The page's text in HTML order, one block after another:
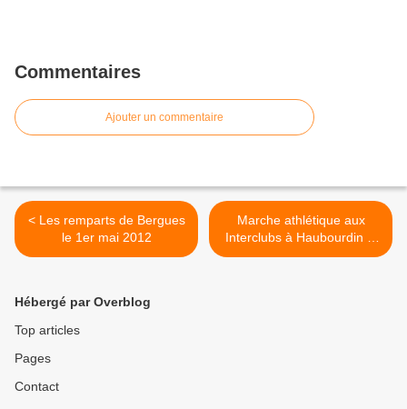
Commentaires
Ajouter un commentaire
< Les remparts de Bergues
le 1er mai 2012
Marche athlétique aux
Interclubs à Haubourdin le
6 mai >
Hébergé par Overblog
Top articles
Pages
Contact